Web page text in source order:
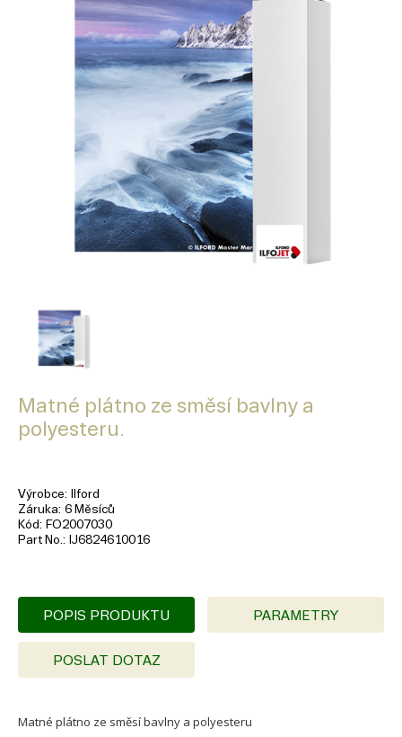
Matné plátno ze směsí bavlny a
polyesteru.
Výrobce
Ilford
Záruka 6 Měsíců
Kód
FO2007030
Part No.
IJ6824610016
POPIS PRODUKTU PARAMETRY
POSLAT DOTAZ
Matné plátno ze směsí bavlny a polyesteru